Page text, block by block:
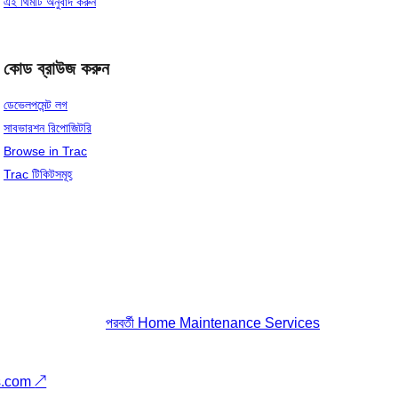
কোড ব্রাউজ করুন
ডেভেলপমেন্ট লগ
সাবভারশন রিপোজিটরি
Browse in Trac
Trac টিকিটসমূহ
পরবর্তী Home Maintenance Services
↗